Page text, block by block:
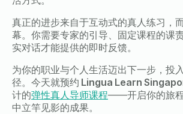
真正的进步来自于互动式的真人练习，
幕。你需要专家的引导、固定课程的课
实对话才能提供的即时反馈。
为你的职业与个人生活迈出下一步，投
径。今天就预约 Lingua Learn
计的弹性真人导师课程——开启你的旅
中立竿见影的成果。